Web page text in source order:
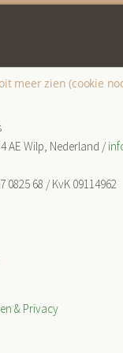
AE Wilp, Nederland /
0825 68 / KvK 09114962
& Privacy
meer zien (cookie